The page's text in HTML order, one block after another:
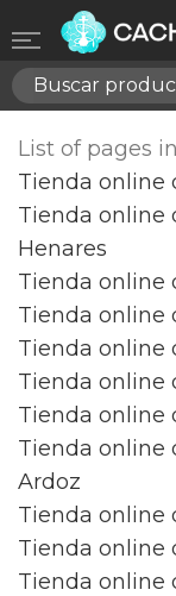
List of pages
Tienda online
Tienda online
Henares
Tienda online
Tienda online
Tienda online
Tienda online
Tienda online
Tienda online
Ardoz
Tienda online
Tienda online
Tienda online
Necesitas
lista de deseos